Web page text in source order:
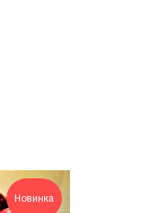
Новинка